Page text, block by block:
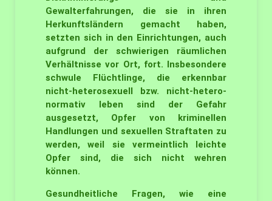
Gewalterfahrungen, die sie in ihren
Herkunftsländern gemacht haben,
setzten sich in den Einrichtungen, auch
aufgrund der schwierigen räumlichen
Verhältnisse vor Ort, fort. Insbesondere
schwule Flüchtlinge, die erkennbar
nicht-heterosexuell bzw. nicht-hetero-
normativ leben sind der Gefahr
ausgesetzt, Opfer von kriminellen
Handlungen und sexuellen Straftaten zu
werden, weil sie vermeintlich leichte
Opfer sind, die sich nicht wehren
können.
Gesundheitliche Fragen, wie eine